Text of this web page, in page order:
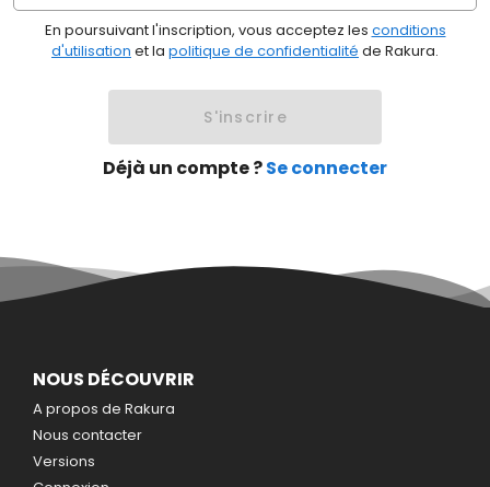
En poursuivant l'inscription, vous acceptez les conditions
d'utilisation et la politique de confidentialité de Rakura.
S'inscrire
Déjà un compte ?Se connecter
NOUS DÉCOUVRIR
A propos de Rakura
Nous contacter
Versions